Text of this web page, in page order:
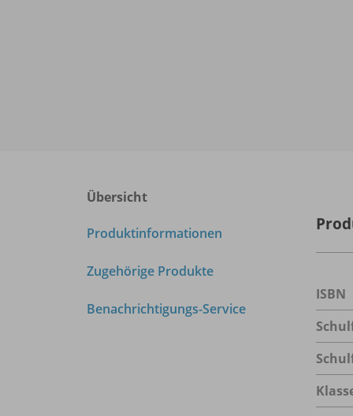
Übersicht
Produktinformationen
Zugehörige Produkte
Benachrichtigungs-Service
ISBN